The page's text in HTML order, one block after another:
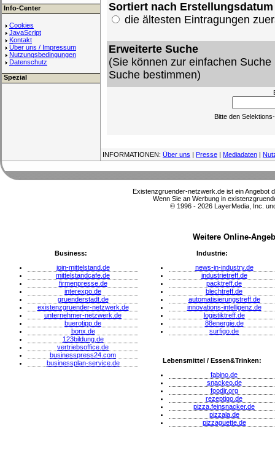
Info-Center
Cookies
JavaScript
Kontakt
Über uns / Impressum
Nutzungsbedingungen
Datenschutz
Spezial
Sortiert nach Erstellungsdatum
die ältesten Eintragungen
Erweiterte Suche
(Sie können zur einfachen
Suche bestimmen)
Bitte den
INFORMATIONEN: Über uns | Presse | Mediadaten |
Existenzgruender-netzwerk.de ist ein Angebot
Wenn Sie an Werbung in
© 1996 - 2026 LayerMedia, Inc.
Weitere Online-
Business:
join-mittelstand.de
mittelstandcafe.de
firmenpresse.de
interexpo.de
gruenderstadt.de
existenzgruender-netzwerk.de
unternehmer-netzwerk.de
buerotipp.de
bonx.de
123bildung.de
vertriebsoffice.de
businesspress24.com
businessplan-service.de
Industrie:
news-in-industry.de
industrietreff.de
packtreff.de
blechtreff.de
automatisierungstreff.de
innovations-intelligenz.de
logistiktreff.de
88energie.de
surfigo.de
Lebensmittel / Essen&Trinken:
fabino.de
snackeo.de
foodir.org
rezeptigo.de
pizza.feinsnacker.de
pizzala.de
pizzaguette.de